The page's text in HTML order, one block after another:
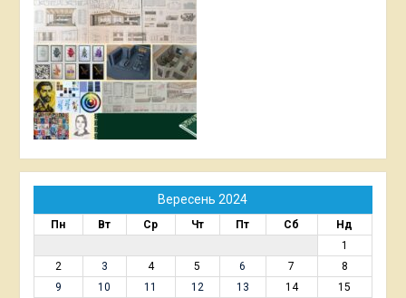
Вересень 2024
Пн Вт Ср Чт Пт Сб
Нд
1
2
3 4 5 6 7
8
9
10 11 12 13 14 15